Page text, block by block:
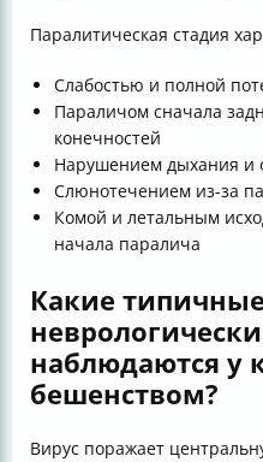
Паралитическая стадия
Слабостью и полной
Параличом сначала
конечностей
Нарушением дыхания и
Слюнотечением из-за
Комой и летальным
начала паралича
Какие типичные
наблюдаются у
бешенством?
Вирус поражает